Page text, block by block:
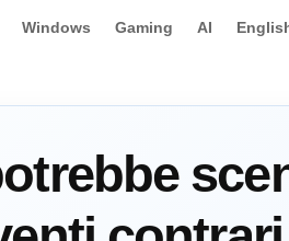
Windows Gaming AI